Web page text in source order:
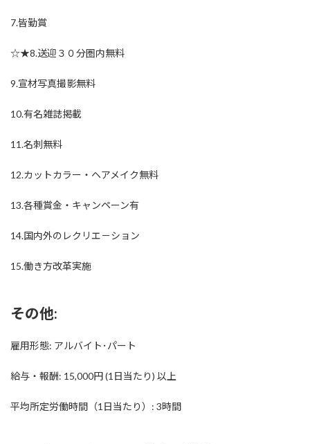
7.皆勤賞
☆★8.送迎３０分圏内無料
9.宣材写真撮影無料
10.有名雑誌掲載
11.名刺無料
12.カットカラー・ヘアメイク無料
13.各種賞金・キャンペーン有
14.国内外のレクリエ－ション
15.働き方改革実施
その他:
雇用形態: アルバイト･パート
給与・報酬: 15,000円 (1日当たり) 以上
平均所定労働時間（1日当たり）: 3時間